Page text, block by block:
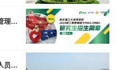
2024年华东理工大学工商管理硕士MBA（EMBA）研究生招生简章
2024年中南大学高级管理人员工商管理硕士（EMBA）招生简章